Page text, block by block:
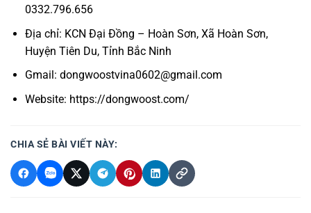
0332.796.656
Địa chỉ: KCN Đại Đồng – Hoàn Sơn, Xã Hoàn Sơn,
Huyện Tiên Du, Tỉnh Bắc Ninh
Gmail: dongwoostvina0602@gmail.com
Website: https://dongwoost.com/
CHIA SẺ BÀI VIẾT NÀY: